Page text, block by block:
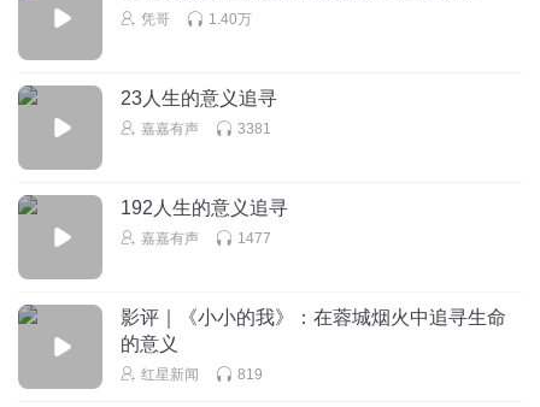
凭哥 1.40万
23人生的意义追寻
嘉嘉有声 3381
192人生的意义追寻
嘉嘉有声 1477
影评｜《小小的我》：在蓉城烟火中追寻生命
的意义
红星新闻 819